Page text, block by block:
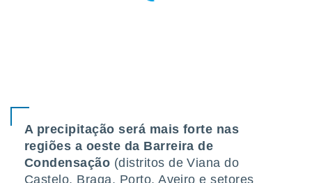
ou
fontes,
e melhorar
dados
A precipitação será mais forte nas
regiões a oeste da Barreira de
Condensação (distritos de Viana do
Castelo, Braga, Porto, Aveiro e setores